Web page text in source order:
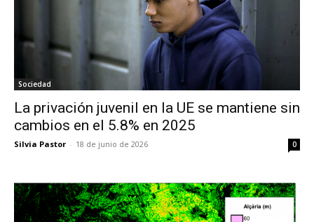
Sociedad
La privación juvenil en la UE se mantiene sin
cambios en el 5.8% en 2025
Silvia Pastor - 18 de junio de 2026 0